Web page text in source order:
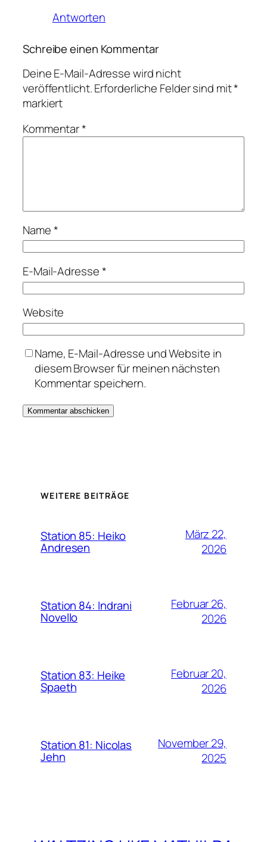
Antworten
Schreibe einen Kommentar
Deine E-Mail-Adresse wird nicht
veröffentlicht.Erforderliche Felder sind mit*
markiert
Kommentar*
Name*
E-Mail-Adresse*
Website
Name, E-Mail-Adresse und Website in
diesem Browser für meinen nächsten
Kommentar speichern.
WEITERE BEITRÄGE
Station 85: Heiko
Andresen
März 22,
2026
Station 84: Indrani
Novello
Februar 26,
2026
Station 83: Heike
Spaeth
Februar 20,
2026
Station 81: Nicolas
Jehn
November 29,
2025